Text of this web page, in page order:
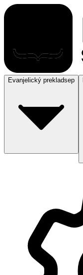
Evanjelický prekladsep